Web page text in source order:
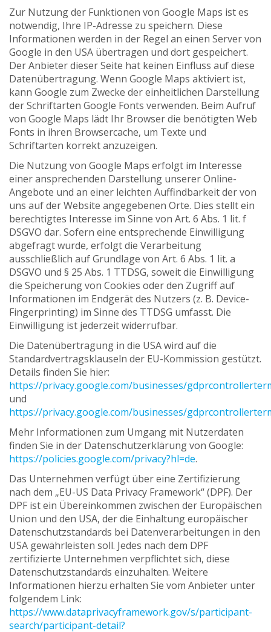
Zur Nutzung der Funktionen von Google Maps ist es
notwendig, Ihre IP-Adresse zu speichern. Diese
Informationen werden in der Regel an einen Server von
Google in den USA übertragen und dort gespeichert.
Der Anbieter dieser Seite hat keinen Einfluss auf diese
Datenübertragung. Wenn Google Maps aktiviert ist,
kann Google zum Zwecke der einheitlichen Darstellung
der Schriftarten Google Fonts verwenden. Beim Aufruf
von Google Maps lädt Ihr Browser die benötigten Web
Fonts in ihren Browsercache, um Texte und
Schriftarten korrekt anzuzeigen.
Die Nutzung von Google Maps erfolgt im Interesse
einer ansprechenden Darstellung unserer Online-
Angebote und an einer leichten Auffindbarkeit der von
uns auf der Website angegebenen Orte. Dies stellt ein
berechtigtes Interesse im Sinne von Art. 6 Abs. 1 lit. f
DSGVO dar. Sofern eine entsprechende Einwilligung
abgefragt wurde, erfolgt die Verarbeitung
ausschließlich auf Grundlage von Art. 6 Abs. 1 lit. a
DSGVO und § 25 Abs. 1 TTDSG, soweit die Einwilligung
die Speicherung von Cookies oder den Zugriff auf
Informationen im Endgerät des Nutzers (z. B. Device-
Fingerprinting) im Sinne des TTDSG umfasst. Die
Einwilligung ist jederzeit widerrufbar.
Die Datenübertragung in die USA wird auf die
Standardvertragsklauseln der EU-Kommission gestützt.
Details finden Sie hier:
https://privacy.google.com/businesses/
und
https://privacy.google.com/businesses/
Mehr Informationen zum Umgang mit Nutzerdaten
finden Sie in der Datenschutzerklärung von Google:
https://policies.google.com/privacy?hl=de.
Das Unternehmen verfügt über eine Zertifizierung
nach dem „EU-US Data Privacy Framework“ (DPF). Der
DPF ist ein Übereinkommen zwischen der Europäischen
Union und den USA, der die Einhaltung europäischer
Datenschutzstandards bei Datenverarbeitungen in den
USA gewährleisten soll. Jedes nach dem DPF
zertifizierte Unternehmen verpflichtet sich, diese
Datenschutzstandards einzuhalten. Weitere
Informationen hierzu erhalten Sie vom Anbieter unter
folgendem Link:
https://www.dataprivacyframework.gov/s/participant-
search/participant-detail?